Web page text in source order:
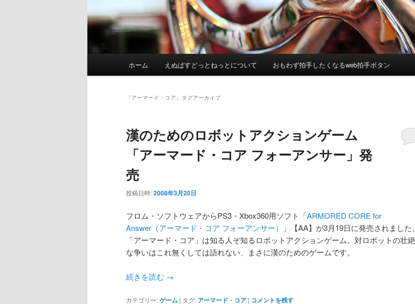
ホーム えぬぱすどっとねっとについて おもわず拍手したくなるweb拍手ボタン
「 アーマード・コア 」タグアーカイブ
漢のためのロボットアクションゲーム
「アーマード・コア フォーアンサー」発
売
投稿日時:2008年3月20日
フロム・ソフトウェアからPS3・Xbox360用ソフト「ARMORED CORE for
Answer（アーマード・コア フォーアンサー）
」【AA】が3月19日に発売されました。
「アーマード・コア」は知る人ぞ知るロボットアクションゲーム。対ロボットの壮絶
な争いはこれ無くしては語れない、まさに漢のためのゲームです。
続きを読む →
カテゴリー:ゲーム | タグ: アーマード・コア | コメントを残す